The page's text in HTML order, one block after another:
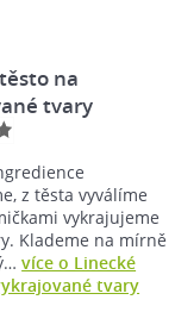
na
tvary
z těsta vyválíme
vykrajujeme
Klademe na mírně
více o Linecké
tvary